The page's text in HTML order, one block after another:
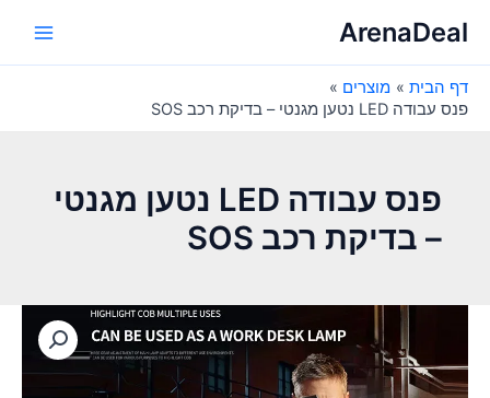
לתוכןArenaDeal
דף הבית
מוצרים
פנס עבודה LED נטען מגנטי – בדיקת רכב SOS
פנס עבודה LED נטען מגנטי
– בדיקת רכב SOS